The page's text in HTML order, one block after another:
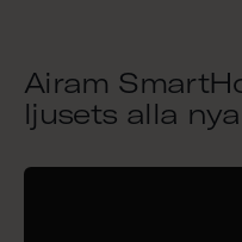
Airam
ljusets alla